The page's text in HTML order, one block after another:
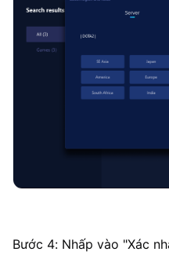
Bước 4: Nhấp vào "Xác